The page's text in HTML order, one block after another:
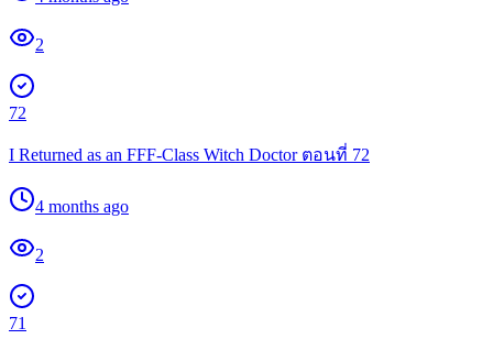
2
72
I Returned as an FFF-Class Witch Doctor ตอนที่ 72
4 months ago
2
71